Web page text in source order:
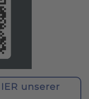
unserer